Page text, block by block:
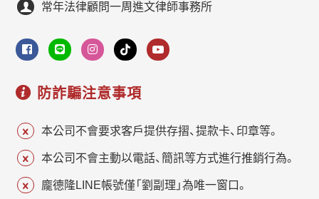
常年法律顧問一周進文律師事務所
防詐騙注意事項
本公司不會要求客戶提供存摺、提款卡、印章等。
本公司不會主動以電話、簡訊等方式進行推銷行為。
龐德隆LINE帳號僅「劉副理」為唯一窗口。